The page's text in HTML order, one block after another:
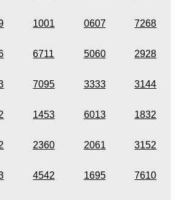
1001 0607 7268
6711 5060 2928
7095 3333 3144
1453 6013 1832
2360 2061 3152
4542 1695 7610